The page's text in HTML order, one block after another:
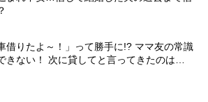
借りたよ～！」って勝手に!? ママ友の常識
きない！ 次に貸してと言ってきたのは…